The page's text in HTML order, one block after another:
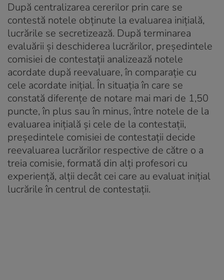
După centralizarea cererilor prin care se
contestă notele obţinute la evaluarea iniţială,
lucrările se secretizează. După terminarea
evaluării şi deschiderea lucrărilor, preşedintele
comisiei de contestaţii analizează notele
acordate după reevaluare, în comparaţie cu
cele acordate iniţial. În situaţia în care se
constată diferenţe de notare mai mari de 1,50
puncte, în plus sau în minus, între notele de la
evaluarea iniţială şi cele de la contestaţii,
preşedintele comisiei de contestaţii decide
reevaluarea lucrărilor respective de către o a
treia comisie, formată din alţi profesori cu
experienţă, alţii decât cei care au evaluat iniţial
lucrările în centrul de contestaţii.